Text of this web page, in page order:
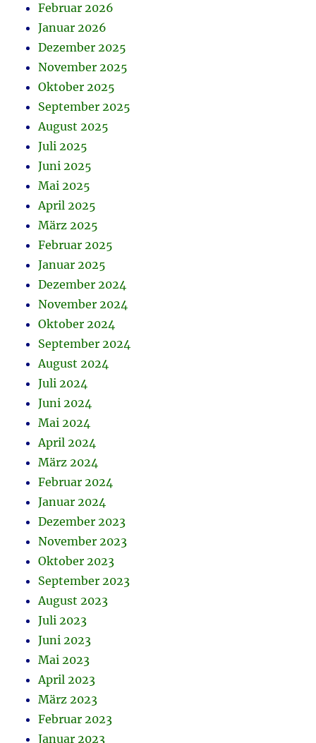
Februar 2026
Januar 2026
Dezember 2025
November 2025
Oktober 2025
September 2025
August 2025
Juli 2025
Juni 2025
Mai 2025
April 2025
März 2025
Februar 2025
Januar 2025
Dezember 2024
November 2024
Oktober 2024
September 2024
August 2024
Juli 2024
Juni 2024
Mai 2024
April 2024
März 2024
Februar 2024
Januar 2024
Dezember 2023
November 2023
Oktober 2023
September 2023
August 2023
Juli 2023
Juni 2023
Mai 2023
April 2023
März 2023
Februar 2023
Januar 2023